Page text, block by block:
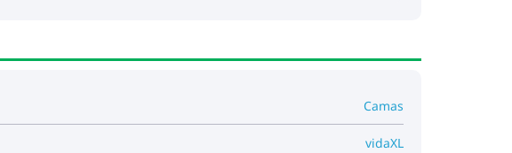
Camas
vidaXL